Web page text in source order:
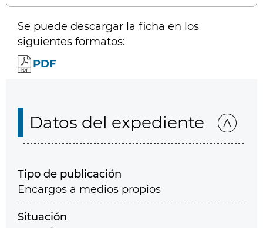
Se puede descargar la ficha en los
siguientes formatos:
PDF
Datos del expediente
Tipo de publicación
Encargos a medios propios
Situación